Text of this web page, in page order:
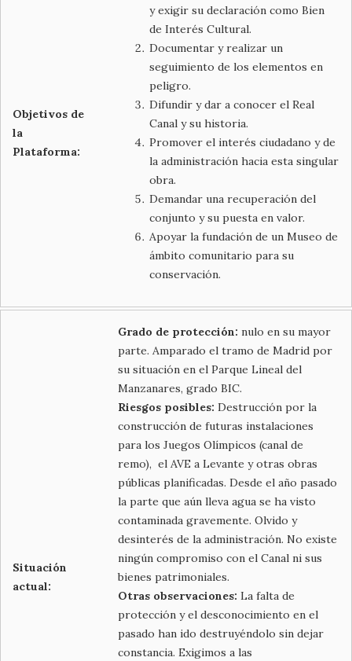
Objetivos de
la
Plataforma:
y exigir su declaración como Bien
de Interés Cultural.
Documentar y realizar un
seguimiento de los elementos en
peligro.
Difundir y dar a conocer el Real
Canal y su historia.
Promover el interés ciudadano y de
la administración hacia esta singular
obra.
Demandar una recuperación del
conjunto y su puesta en valor.
Apoyar la fundación de un Museo de
ámbito comunitario para su
conservación.
Situación
actual:
Grado de protección: nulo en su mayor
parte. Amparado el tramo de Madrid por
su situación en el Parque Lineal del
Manzanares, grado BIC.
Riesgos posibles: Destrucción por la
construcción de futuras instalaciones
para los Juegos Olímpicos (canal de
remo), el AVE a Levante y otras obras
públicas planificadas. Desde el año pasado
la parte que aún lleva agua se ha visto
contaminada gravemente. Olvido y
desinterés de la administración. No existe
ningún compromiso con el Canal ni sus
bienes patrimoniales.
Otras observaciones: La falta de
protección y el desconocimiento en el
pasado han ido destruyéndolo sin dejar
constancia. Exigimos a las